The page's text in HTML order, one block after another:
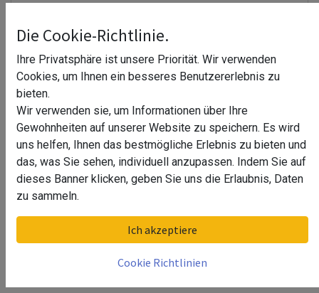
Adapter Jella
16,22 €
Die Cookie-Richtlinie.
Ihre Privatsphäre ist unsere Priorität. Wir verwenden
Cookies, um Ihnen ein besseres Benutzererlebnis zu
bieten.
Wir verwenden sie, um Informationen über Ihre
Gewohnheiten auf unserer Website zu speichern. Es wird
uns helfen, Ihnen das bestmögliche Erlebnis zu bieten und
das, was Sie sehen, individuell anzupassen. Indem Sie auf
dieses Banner klicken, geben Sie uns die Erlaubnis, Daten
zu sammeln.
Ich akzeptiere
Cookie Richtlinien